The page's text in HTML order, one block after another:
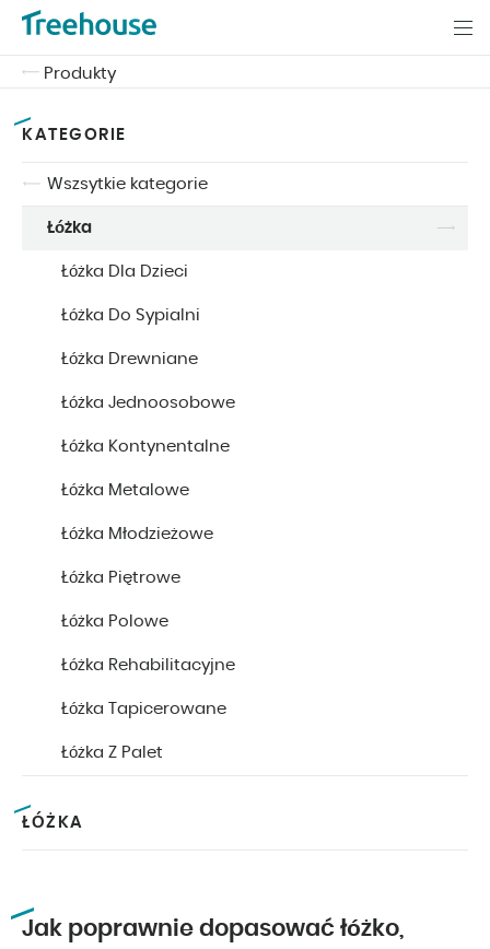
Produkty
KATEGORIE
Wszsytkie kategorie
Łóżka
Łóżka Dla Dzieci
Łóżka Do Sypialni
Łóżka Drewniane
Łóżka Jednoosobowe
Łóżka Kontynentalne
Łóżka Metalowe
Łóżka Młodzieżowe
Łóżka Piętrowe
Łóżka Polowe
Łóżka Rehabilitacyjne
Łóżka Tapicerowane
Łóżka Z Palet
ŁÓŻKA
Jak poprawnie dopasować łóżko,